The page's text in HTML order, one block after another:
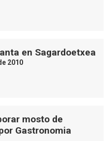
en Sagardoetxea
2010
mosto de
Gastronomia